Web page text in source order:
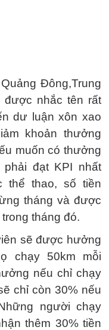
Đông,Trung
được nhắc tên rất
dư luận xôn xao
khoản thưởng
muốn có thưởng
đạt KPI nhất
thể thao, số tiền
tháng và được
tháng đó.
sẽ được hưởng
chạy 50km mỗi
nếu chỉ chạy
chỉ còn 30% nếu
người chạy
thêm 30% tiền